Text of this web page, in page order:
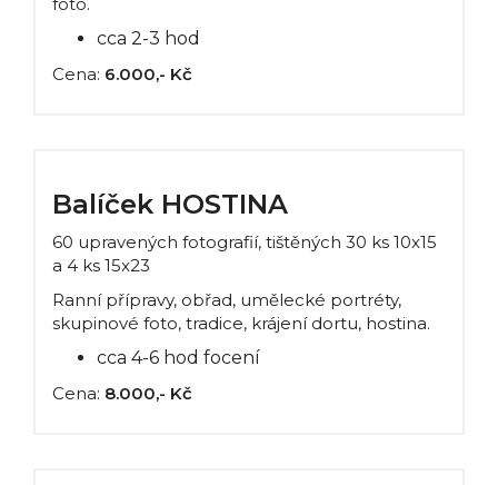
cca 2-3 hod
Cena: 6.000,- Kč
Balíček HOSTINA
60 upravených fotografií, tištěných 30 ks 10x15
a 4 ks 15x23
Ranní přípravy, obřad, umělecké portréty,
skupinové foto, tradice, krájení dortu, hostina.
cca 4-6 hod focení
Cena: 8.000,- Kč